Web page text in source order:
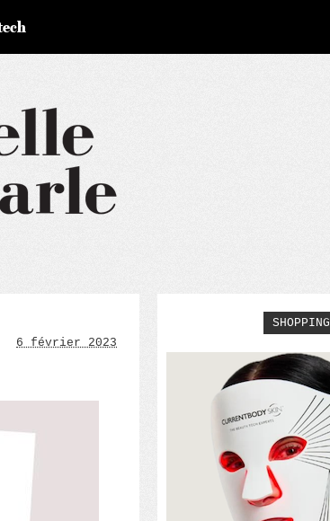
6 février 2023
SHOPPING